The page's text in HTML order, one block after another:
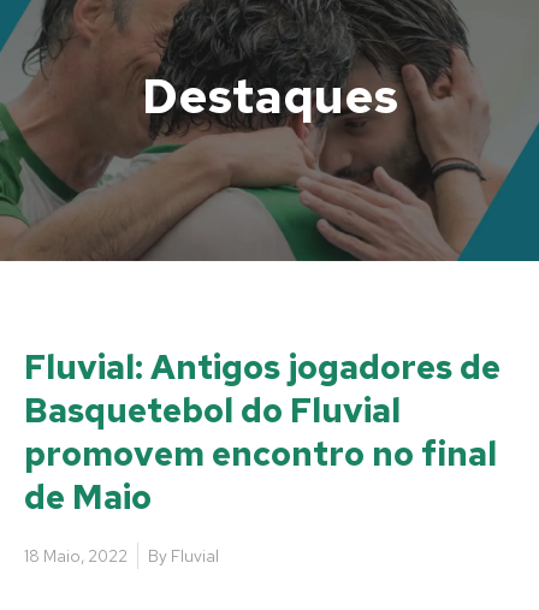
Destaques
Fluvial: Antigos jogadores de
Basquetebol do Fluvial
promovem encontro no final
de Maio
18 Maio, 2022 By Fluvial